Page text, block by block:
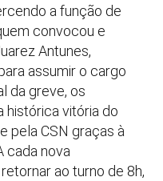
a função de
convocou e
Antunes,
assumir o cargo
da greve, os
histórica vitória do
pela CSN graças à
cada nova
ao turno de 8h,